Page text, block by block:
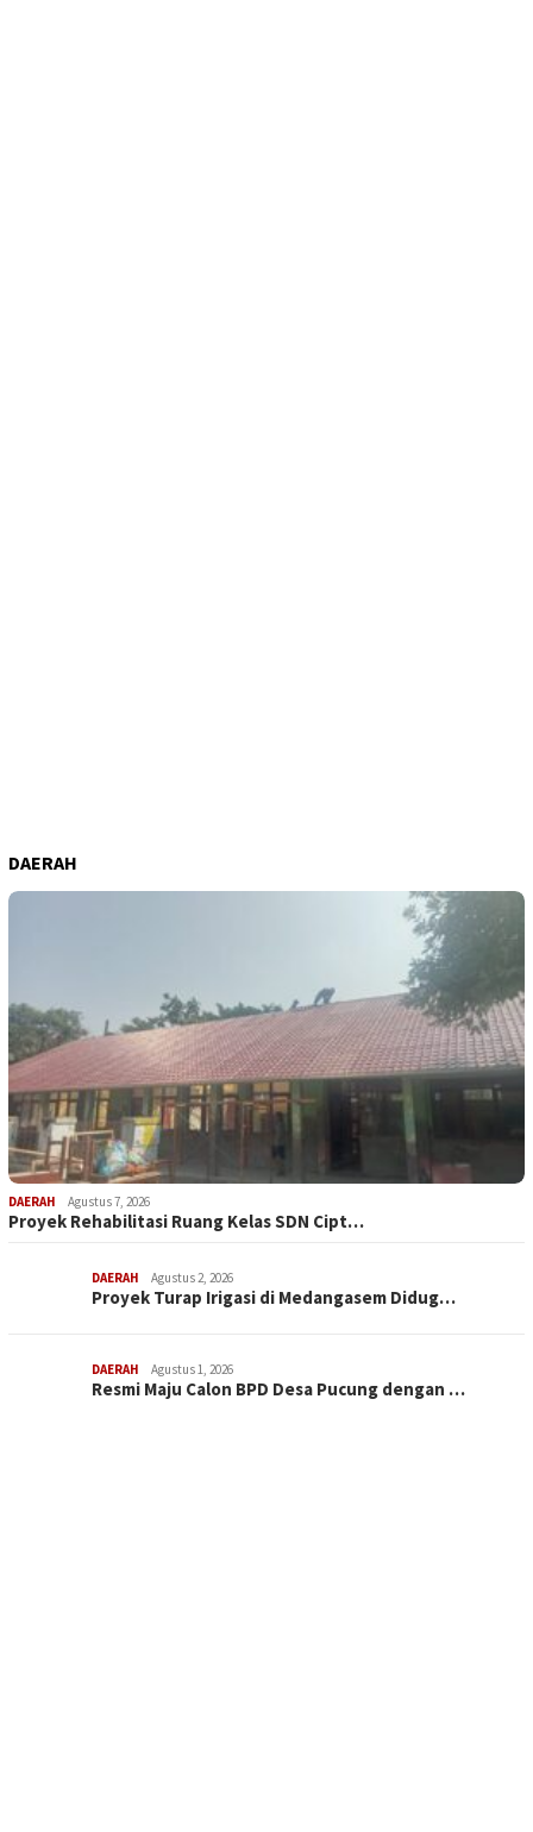
DAERAH
DAERAH Agustus 7, 2026
Proyek Rehabilitasi Ruang Kelas SDN Cipt…
DAERAH Agustus 2, 2026
Proyek Turap Irigasi di Medangasem Didug…
DAERAH Agustus 1, 2026
Resmi Maju Calon BPD Desa Pucung dengan …